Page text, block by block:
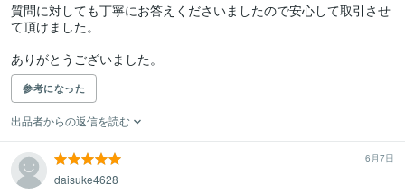
質問に対しても丁寧にお答えくださいましたので安心して取引させ
て頂けました。
ありがとうございました。
参考になった
出品者からの返信を読む
6月7日
daisuke4628